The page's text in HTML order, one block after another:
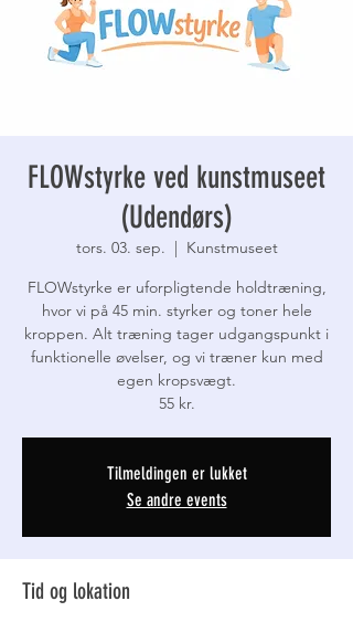
FLOWstyrke ved kunstmuseet
(Udendørs)
tors. 03. sep.
  |
Kunstmuseet
FLOWstyrke er uforpligtende holdtræning,
hvor vi på 45 min. styrker og toner hele
kroppen. Alt træning tager udgangspunkt i
funktionelle øvelser, og vi træner kun med
egen kropsvægt.
55 kr.
Tilmeldingen er lukket
Se andre events
Tid og lokation